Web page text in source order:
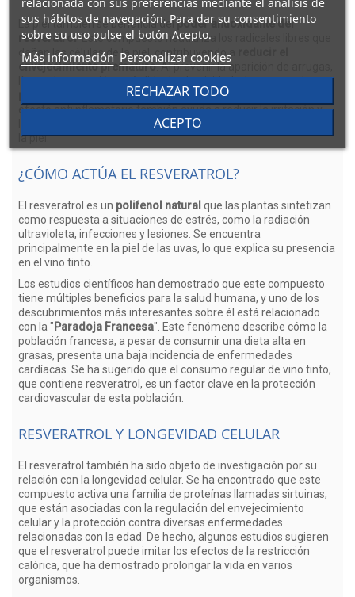
La piel también se beneficia delpoder antioxidante del
resveratrol. Este compuesto neutraliza los radicales libres que
dañan las células de la piel, contribuyendo a
envejecimiento prematuro. Al prevenir la aparición de arrugas,
líneas de expresión y pérdida de elasticidad, el resveratrol
promueve una piel más joven, firme y luminosa
efecto antiinflamatorio también ayuda a reducir la irritación y
las imperfecciones cutáneas, mejorando el aspecto general de
la piel.
¿CÓMO ACTÚA EL RESVERATROL?
El resveratrol es un polifenol natural que las plantas sintetizan
como respuesta a situaciones de estrés, como la radiación
ultravioleta, infecciones y lesiones. Se encuentra
principalmente en la piel de las uvas, lo que explica su presencia
en el vino tinto.
Los estudios científicos han demostrado que este compuesto
tiene múltiples beneficios para la salud humana, y uno de los
descubrimientos más interesantes sobre él está relacionado
con la " Paradoja Francesa". Este fenómeno describe cómo la
población francesa, a pesar de consumir una dieta alta en
grasas, presenta una baja incidencia de enfermedades
cardíacas. Se ha sugerido que el consumo regular de vino tinto,
que contiene resveratrol, es un factor clave en la protección
cardiovascular de esta población.
RESVERATROL Y LONGEVIDAD CELULAR
El resveratrol también ha sido objeto de investigación por su
relación con la longevidad celular. Se ha encontrado que este
compuesto activa una familia de proteínas llamadas sirtuinas,
que están asociadas con la regulación del envejecimiento
celular y la protección contra diversas enfermedades
relacionadas con la edad. De hecho, algunos estudios sugieren
que el resveratrol puede imitar los efectos de la restricción
calórica, que ha demostrado prolongar la vida en varios
organismos.
sus hábitos de navegación. Para dar su consentimiento
sobre su uso pulse el botón Acepto.
Más información Personalizar cookies
RECHAZAR TODO
ACEPTO